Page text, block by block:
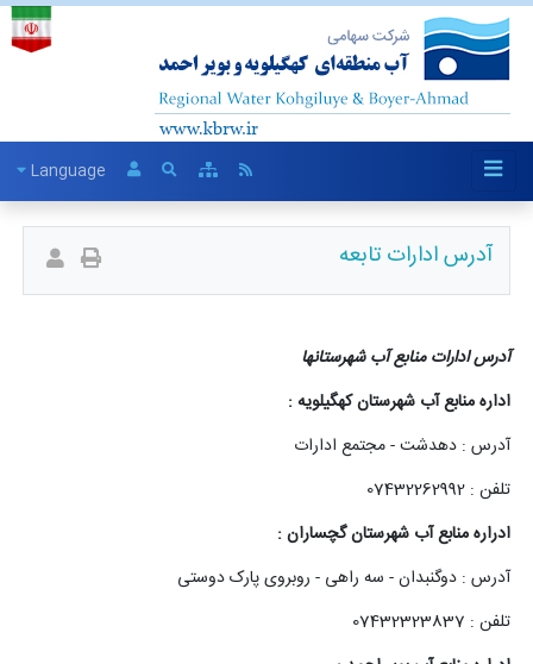
Language
آدرس ادارات تابعه
آدرس ادارات منابع آب شهرستانها
اداره منابع آب شهرستان کهگیلویه :
آدرس : دهدشت - مجتمع ادارات
تلفن : 07432262992
ادراره منابع آب شهرستان گچساران :
آدرس : دوگنبدان - سه راهی - روبروی پارک دوستی
تلفن : 07432323837